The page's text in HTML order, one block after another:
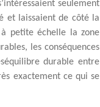
seulement
et laissaient de côté la
petite échelle la zone
les conséquences
durable entre
exactement ce qui se